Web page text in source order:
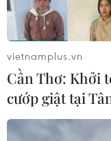
vietnamplus.vn
Cần Thơ: Khởi
cướp giật tại